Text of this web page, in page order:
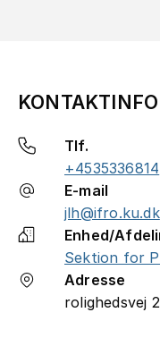
KONTAKTINFO
Tlf.
+4535336814
E-mail
jlh@ifro.ku.dk
Enhed/
Sektion for
Adresse
rolighedsvej